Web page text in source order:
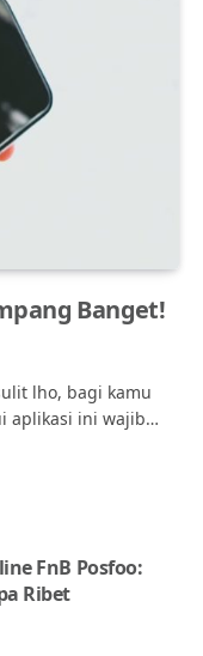
Banget!
lho, bagi kamu
aplikasi ini wajib…
FnB Posfoo:
Ribet